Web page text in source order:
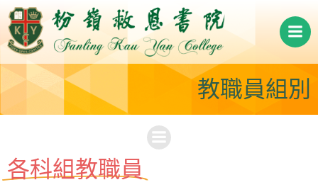
Skip
to
content
教職員組別
各科組教職員